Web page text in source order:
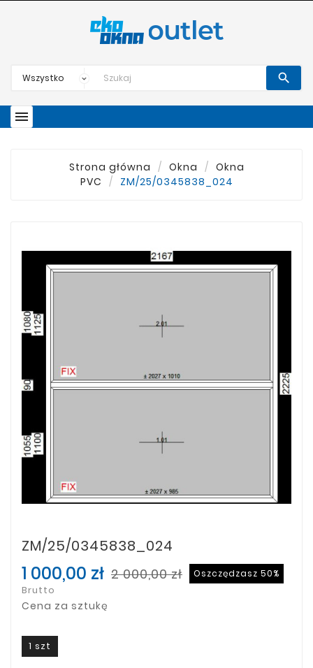


Strona główna Okna
Okna
PVC
ZM/25/0345838_024
ZM/25/0345838_024
1 000,00 zł 2 000,00 zł Oszczędzasz 50%
Brutto
Cena za sztukę
1 szt